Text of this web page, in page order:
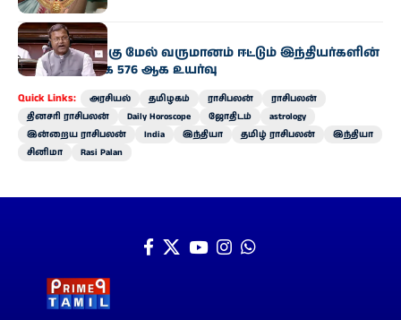
வணிகம்
ரூ.100 கோடிக்கு மேல் வருமானம் ஈட்டும் இந்தியர்களின்
எண்ணிக்கை 576 ஆக உயர்வு
Quick Links: அரசியல் தமிழகம் ராசிபலன்
ராசிபலன்
தினசரி ராசிபலன்
Daily Horoscope ஜோதிடம்
astrology
இன்றைய ராசிபலன்
India இந்தியா தமிழ் ராசிபலன்
இந்தியா
சினிமா
Rasi Palan